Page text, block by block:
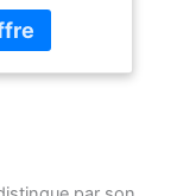
coudre
et des
avec la